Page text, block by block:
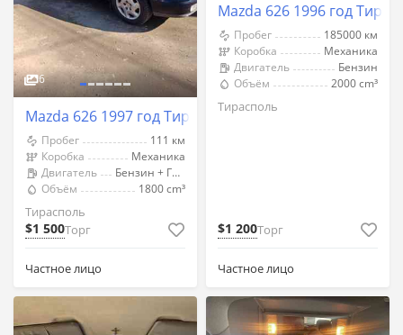
6
Mazda 626 1997 год Тирасполь
Пробег
111 км
Коробка
Механика
Двигатель
Бензин + Газ (Метан)
Объём
1800 cm³
Тирасполь
$1 500Торг
Частное лицо
Mazda 626 1996 год
Пробег
185000 км
Коробка
Механика
Двигатель
Бензин
Объём
2000 cm³
Тирасполь
$1 200Торг
Частное лицо